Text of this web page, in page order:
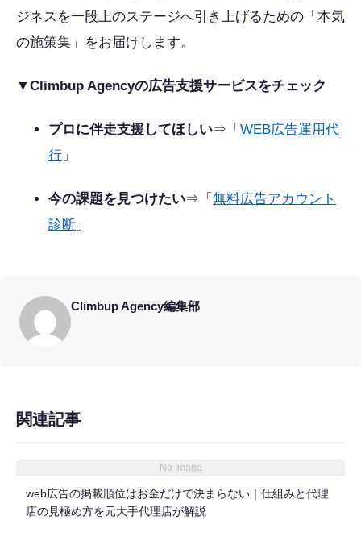
ジネスを一段上のステージへ引き上げるための「本気
の施策集」をお届けします。
▼Climbup Agencyの広告支援サービスをチェック
プロに伴走支援してほしい⇒「 WEB広告運用代
行 」
今の課題を見つけたい⇒「 無料広告アカウント
診断 」
Climbup Agency編集部
関連記事
No Image
web広告の掲載順位はお金だけで決まらない｜仕組みと代理
店の見極め方を元大手代理店が解説